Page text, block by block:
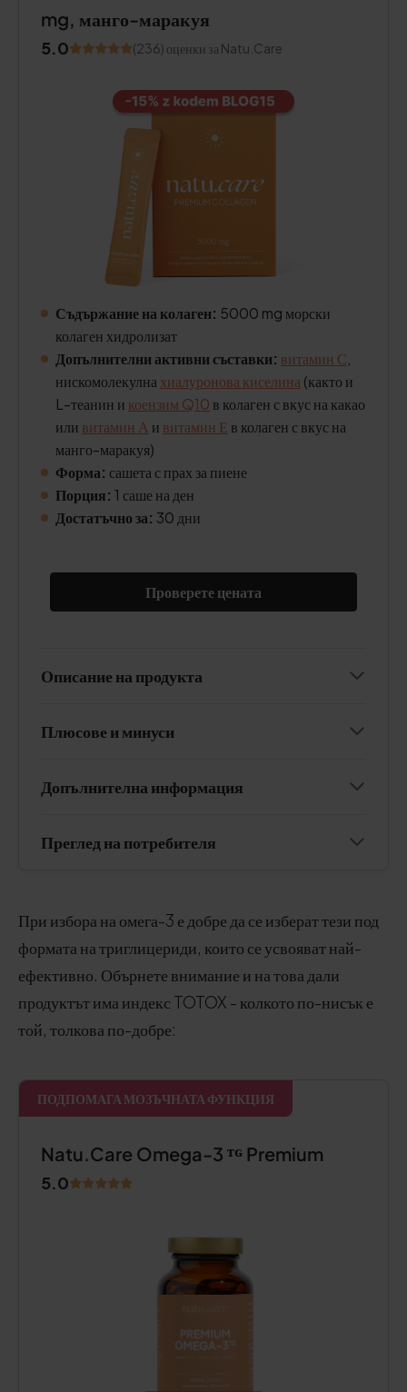
mg, манго-маракуя
5.0 (236) оценки за Natu.Care
Съдържание на колаген: 5000 mg морски
колаген хидролизат
Допълнителни активни съставки: витамин С
нискомолекулна хиалуронова киселина (както и
L-теанин и коензим Q10 в колаген с вкус на какао
или витамин А и витамин Е в колаген с вкус на
манго-маракуя)
Форма: сашета с прах за пиене
Порция: 1 саше на ден
Достатъчно за: 30 дни
Проверете цената
Описание на продукта
Плюсове и минуси
Допълнителна информация
Преглед на потребителя
При избора на омега-3 е добре да се изберат тези под
формата на триглицериди, които се усвояват най-
ефективно. Обърнете внимание и на това дали
продуктът има индекс TOTOX - колкото по-нисък е
той, толкова по-добре:
ПОДПОМАГА МОЗЪЧНАТА ФУНКЦИЯ
Natu.Care Omega-3 ᵀᴳ Premium
5.0